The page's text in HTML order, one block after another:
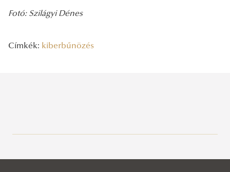
Fotó: Szilágyi Dénes
Címkék: kiberbűnözés